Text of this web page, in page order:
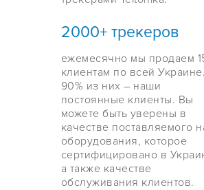
2000+ трекеров
ежемесячно мы продаем
клиентам по всей
90% из них – наши
постоянные клиенты. Вы
можете быть уверены в
качестве поставляемого
оборудования, которое
сертифицировано в
а также качестве
обслуживания клиентов.